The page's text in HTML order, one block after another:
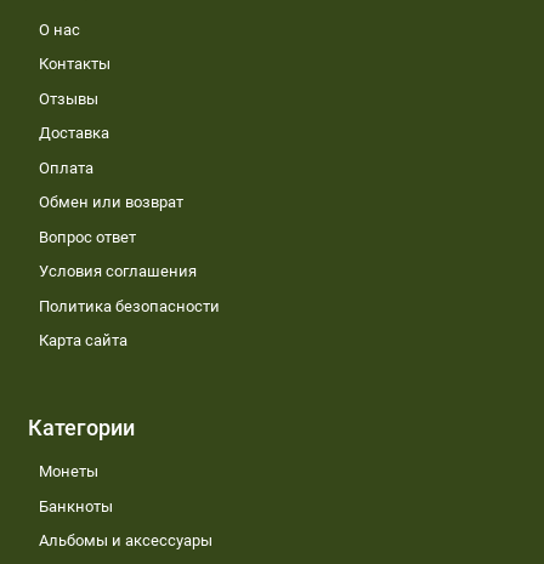
О нас
Контакты
Отзывы
Доставка
Оплата
Обмен или возврат
Вопрос ответ
Условия соглашения
Политика безопасности
Карта сайта
Категории
Монеты
Банкноты
Альбомы и аксессуары